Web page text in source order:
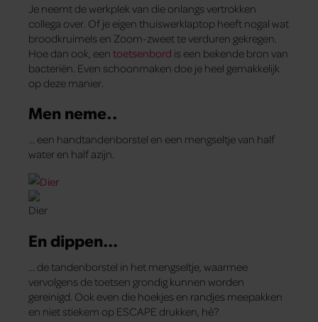
Je neemt de werkplek van die onlangs vertrokken
collega over. Of je eigen thuiswerklaptop heeft nogal wat
broodkruimels en Zoom-zweet te verduren gekregen.
Hoe dan ook, een toetsenbord is een bekende bron van
bacteriën. Even schoonmaken doe je heel gemakkelijk
op deze manier.
Men neme..
… een handtandenborstel en een mengseltje van half
water en half azijn.
En dippen…
… de tandenborstel in het mengseltje, waarmee
vervolgens de toetsen grondig kunnen worden
gereinigd. Ook even die hoekjes en randjes meepakken
en niet stiekem op ESCAPE drukken, hè?